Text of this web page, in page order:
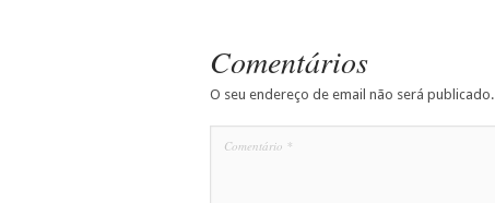
Comentários
O seu endereço de email não será publicado.